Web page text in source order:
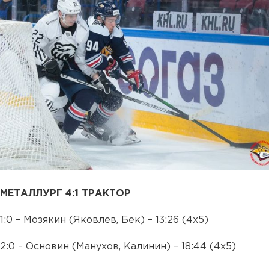
МЕТАЛЛУРГ 4:1 ТРАКТОР
1:0 – Мозякин (Яковлев, Бек) – 13:26 (4х5)
2:0 – Основин (Манухов, Калинин) – 18:44 (4х5)